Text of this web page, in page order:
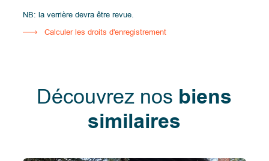
NB: la verrière devra être revue.
Calculer les droits d'enregistrement
Découvrez nos biens
similaires